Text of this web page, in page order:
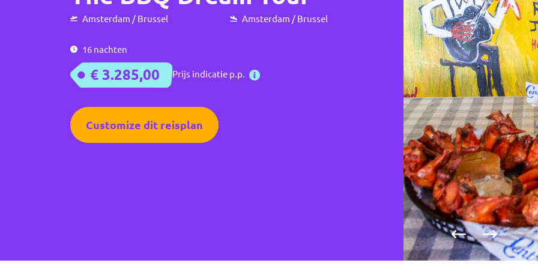
Vorige fotoVolgende
Amsterdam / Brussel Amsterdam / Brussel
16 nachten
€ 3.285,00 Prijs indicatie p.p.
Customize dit reisplan